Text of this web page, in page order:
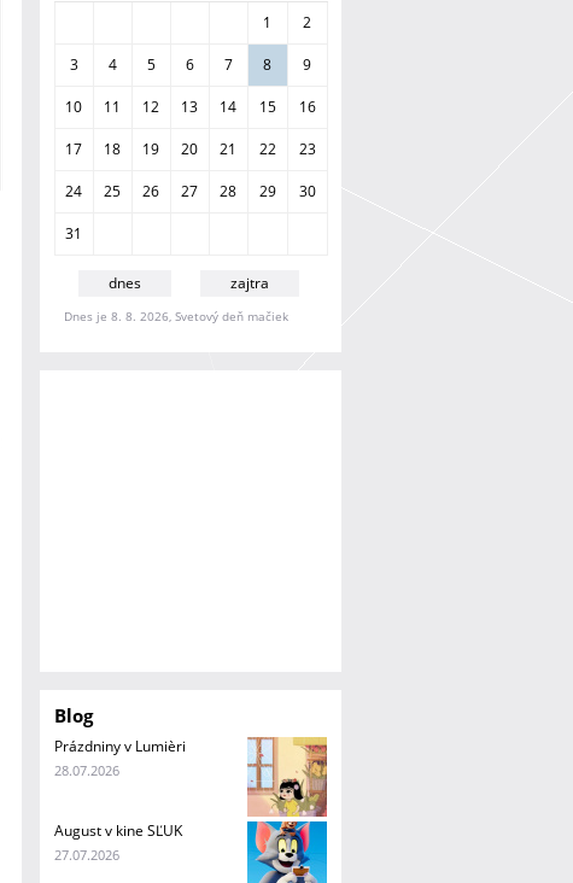
1 2
3 4 5 6 7 8 9
10 11 12 13 14 15 16
17 18 19 20 21 22 23
24 25 26 27 28 29 30
31
dnes zajtra
Dnes je 8. 8. 2026, Svetový deň mačiek
Blog
Prázdniny v Lumièri
28.07.2026
August v kine SĽUK
27.07.2026